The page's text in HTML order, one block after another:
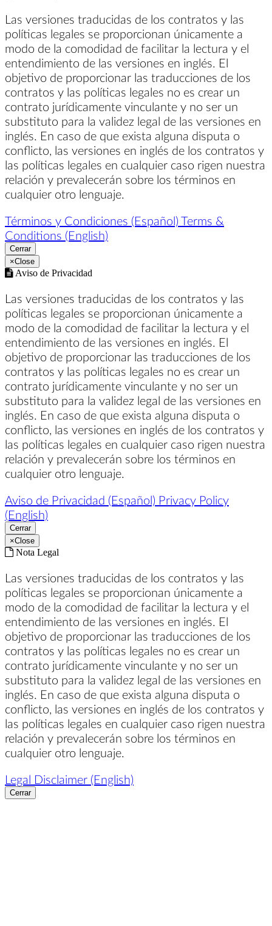
Las versiones traducidas de los contratos y las
políticas legales se proporcionan únicamente a
modo de la comodidad de facilitar la lectura y el
entendimiento de las versiones en inglés. El
objetivo de proporcionar las traducciones de los
contratos y las políticas legales no es crear un
contrato jurídicamente vinculante y no ser un
substituto para la validez legal de las versiones en
inglés. En caso de que exista alguna disputa o
conflicto, las versiones en inglés de los contratos y
las políticas legales en cualquier caso rigen nuestra
relación y prevalecerán sobre los términos en
cualquier otro lenguaje.
Términos y Condiciones (Español) Terms &
Conditions (English)
Cerrar
×Close
Aviso de Privacidad
Las versiones traducidas de los contratos y las
políticas legales se proporcionan únicamente a
modo de la comodidad de facilitar la lectura y el
entendimiento de las versiones en inglés. El
objetivo de proporcionar las traducciones de los
contratos y las políticas legales no es crear un
contrato jurídicamente vinculante y no ser un
substituto para la validez legal de las versiones en
inglés. En caso de que exista alguna disputa o
conflicto, las versiones en inglés de los contratos y
las políticas legales en cualquier caso rigen nuestra
relación y prevalecerán sobre los términos en
cualquier otro lenguaje.
Aviso de Privacidad (Español) Privacy Policy
(English)
Cerrar
×Close
Nota Legal
Las versiones traducidas de los contratos y las
políticas legales se proporcionan únicamente a
modo de la comodidad de facilitar la lectura y el
entendimiento de las versiones en inglés. El
objetivo de proporcionar las traducciones de los
contratos y las políticas legales no es crear un
contrato jurídicamente vinculante y no ser un
substituto para la validez legal de las versiones en
inglés. En caso de que exista alguna disputa o
conflicto, las versiones en inglés de los contratos y
las políticas legales en cualquier caso rigen nuestra
relación y prevalecerán sobre los términos en
cualquier otro lenguaje.
Legal Disclaimer (English)
Cerrar